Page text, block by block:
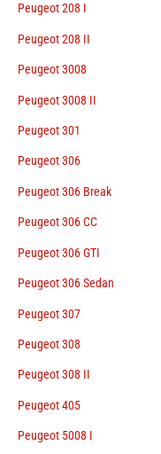
Peugeot 208 I
Peugeot 208 II
Peugeot 3008
Peugeot 3008 II
Peugeot 301
Peugeot 306
Peugeot 306 Break
Peugeot 306 CC
Peugeot 306 GTI
Peugeot 306 Sedan
Peugeot 307
Peugeot 308
Peugeot 308 II
Peugeot 405
Peugeot 5008 I